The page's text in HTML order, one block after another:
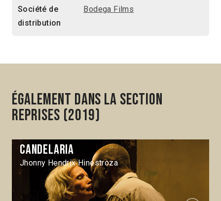
Société de
distribution
Bodega Films
Également dans la section
Reprises (2019)
Candelaria
Jhonny Hendrix Hinestroza